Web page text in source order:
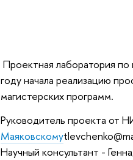
Проектная лаборатория
году начала реализацию
магистерских программ.
Руководитель проекта от
Маяковскому
Научный консультант -